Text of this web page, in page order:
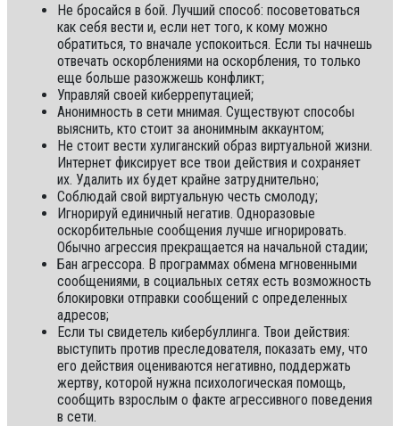
Не бросайся в бой. Лучший способ: посоветоваться
как себя вести и, если нет того, к кому можно
обратиться, то вначале успокоиться. Если ты начнешь
отвечать оскорблениями на оскорбления, то только
еще больше разожжешь конфликт;
Управляй своей киберрепутацией;
Анонимность в сети мнимая. Существуют способы
выяснить, кто стоит за анонимным аккаунтом;
Не стоит вести хулиганский образ виртуальной жизни.
Интернет фиксирует все твои действия и сохраняет
их. Удалить их будет крайне затруднительно;
Соблюдай свой виртуальную честь смолоду;
Игнорируй единичный негатив. Одноразовые
оскорбительные сообщения лучше игнорировать.
Обычно агрессия прекращается на начальной стадии;
Бан агрессора. В программах обмена мгновенными
сообщениями, в социальных сетях есть возможность
блокировки отправки сообщений с определенных
адресов;
Если ты свидетель кибербуллинга. Твои действия:
выступить против преследователя, показать ему, что
его действия оцениваются негативно, поддержать
жертву, которой нужна психологическая помощь,
сообщить взрослым о факте агрессивного поведения
в сети.